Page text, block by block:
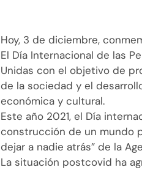
Hoy, 3 de diciembre,
El Día Internacional de las
Unidas con el objetivo de
de la sociedad y el
económica y cultural.
Este año 2021, el Día
construcción de un mundo
dejar a nadie atrás” de la
La situación postcovid ha